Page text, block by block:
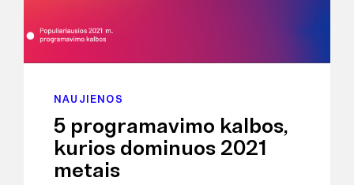
NAUJIENOS
5 programavimo kalbos,
kurios dominuos 2021
metais